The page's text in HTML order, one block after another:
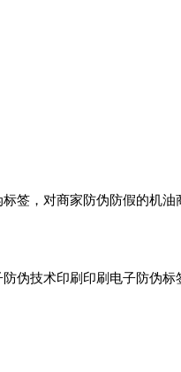
签，对商家防伪防假的机
伪技术印刷印刷电子防伪标